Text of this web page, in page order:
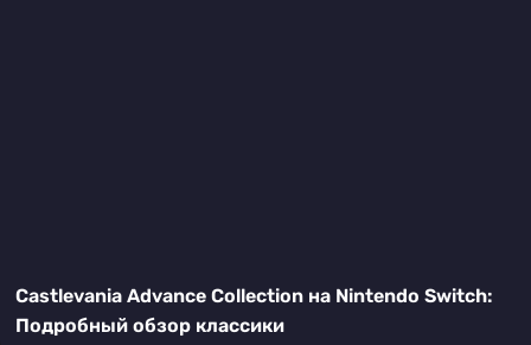
Castlevania Advance Collection на Nintendo Switch:
Подробный обзор классики